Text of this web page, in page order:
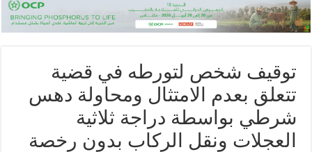
توقيف شخص لتورطه في قضية
تتعلق بعدم الامتثال ومحاولة دهس
شرطي بواسطة دراجة ثلاثية
العجلات ونقل الركاب بدون رخصة